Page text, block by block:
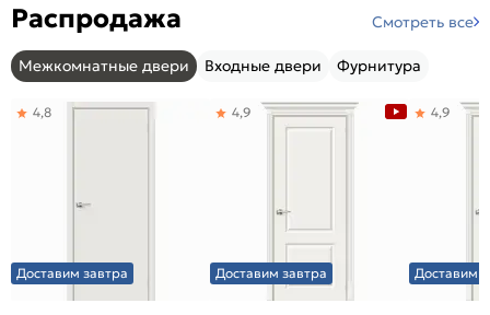
Распродажа Смотреть все
Межкомнатные двери Входные двери Фурнитура
Доставим завтра
4,8
Доставим завтра
4,9
Доставим
4,9